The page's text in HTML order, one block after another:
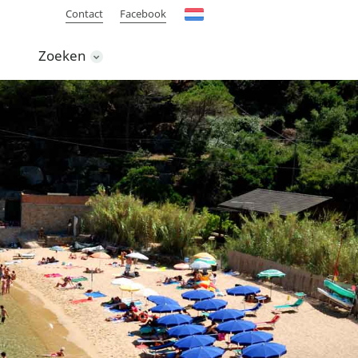
Zoeken
Contact Facebook